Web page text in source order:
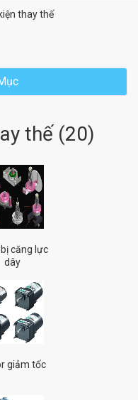
thay thế
thế(20)
căng lực
dây
giảm tốc